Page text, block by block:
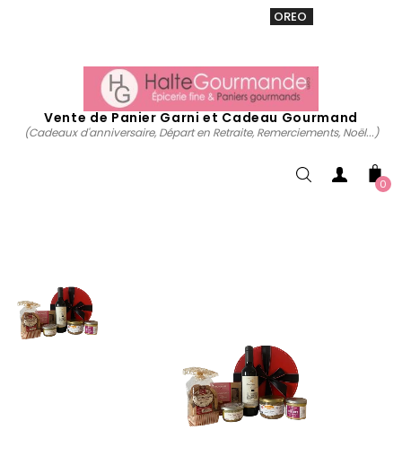
OREO
Vente de Panier Garni et Cadeau Gourmand
(Cadeaux d'anniversaire, Départ en Retraite, Remerciements, Noël...)
0